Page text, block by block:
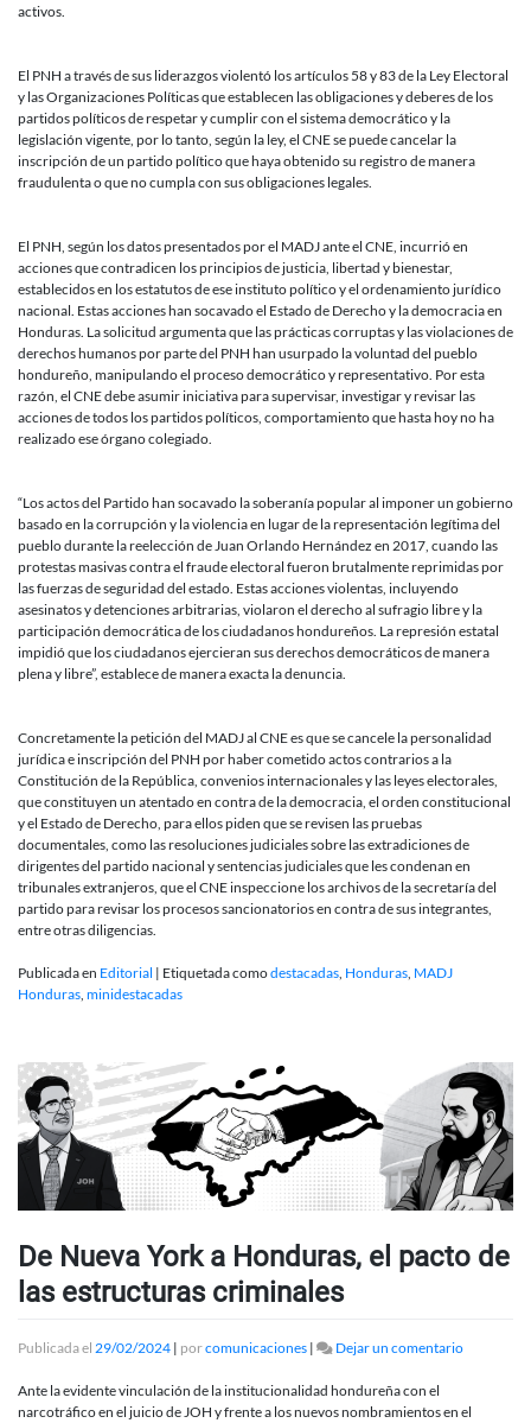
activos.
El PNH a través de sus liderazgos violentó los artículos 58 y 83 de la Ley Electoral
y las Organizaciones Políticas que establecen las obligaciones y deberes de los
partidos políticos de respetar y cumplir con el sistema democrático y la
legislación vigente, por lo tanto, según la ley, el CNE se puede cancelar la
inscripción de un partido político que haya obtenido su registro de manera
fraudulenta o que no cumpla con sus obligaciones legales.
El PNH, según los datos presentados por el MADJ ante el CNE, incurrió en
acciones que contradicen los principios de justicia, libertad y bienestar,
establecidos en los estatutos de ese instituto político y el ordenamiento jurídico
nacional. Estas acciones han socavado el Estado de Derecho y la democracia en
Honduras. La solicitud argumenta que las prácticas corruptas y las violaciones de
derechos humanos por parte del PNH han usurpado la voluntad del pueblo
hondureño, manipulando el proceso democrático y representativo. Por esta
razón, el CNE debe asumir iniciativa para supervisar, investigar y revisar las
acciones de todos los partidos políticos, comportamiento que hasta hoy no ha
realizado ese órgano colegiado.
“Los actos del Partido han socavado la soberanía popular al imponer un gobierno
basado en la corrupción y la violencia en lugar de la representación legítima del
pueblo durante la reelección de Juan Orlando Hernández en 2017, cuando las
protestas masivas contra el fraude electoral fueron brutalmente reprimidas por
las fuerzas de seguridad del estado. Estas acciones violentas, incluyendo
asesinatos y detenciones arbitrarias, violaron el derecho al sufragio libre y la
participación democrática de los ciudadanos hondureños. La represión estatal
impidió que los ciudadanos ejercieran sus derechos democráticos de manera
plena y libre”, establece de manera exacta la denuncia.
Concretamente la petición del MADJ al CNE es que se cancele la personalidad
jurídica e inscripción del PNH por haber cometido actos contrarios a la
Constitución de la República, convenios internacionales y las leyes electorales,
que constituyen un atentado en contra de la democracia, el orden constitucional
y el Estado de Derecho, para ellos piden que se revisen las pruebas
documentales, como las resoluciones judiciales sobre las extradiciones de
dirigentes del partido nacional y sentencias judiciales que les condenan en
tribunales extranjeros, que el CNE inspeccione los archivos de la secretaría del
partido para revisar los procesos sancionatorios en contra de sus integrantes,
entre otras diligencias.
Publicada en Editorial | Etiquetada comodestacadas Honduras MADJ
Honduras minidestacadas
De Nueva York a Honduras, el pacto de
las estructuras criminales
Publicada el 29/02/2024 | porcomunicaciones | Dejar un comentarioen
York
Ante la evidente vinculación de la institucionalidad hondureña con el
narcotráfico en el juicio de JOH y frente a los nuevos nombramientos en el